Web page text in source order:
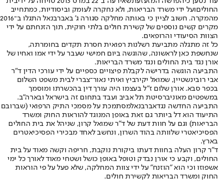
החוליםועל ידי משרד הבריאות, ולא נחקרה לעומק וביסודיות, כמתחייב
מהמקרה. חשוב לציין כי באותה מחלקה סגורה ג' באברבנאל התגלו ב־2016
מקרים קשים נוספים של קשירת חולים בלתי חוקית, תוך הזנחתם על ידי
הצוות הסיעודי והרופאים.
כל זה מתגלה מתביעת רשלנות רפואית חסרת תקדים בחומרתה,
שנחשפת כאן לראשונה, שהוגשה ביום חמישי שעבר על ידי אמו ואחיו של
אורן נגד בית החולים ונגד משרד הבריאות.
התביעה הוגשה בדרישה לקבלת פיצויים כספיים על ידי עורכי הדין ד"ר
אבי רובינשטיין, שמואל יקירביץ ואיתי נאור־צברי לבית משפט השלום
בכפר סבא. אורן שלום ז"ל בעצמו היה עורך דין בהכשרתו ומוסמך
במשפטים מאוניברסיטת תל אביב ועבד בתחום זה בישראל ובארה"ב.
התביעה החדשה נגדאברבנאלמסתמכת על מסמכי התיק הרפואי (שברובם
התיעוד הוא דל ביותר גם זאת באופן המנוגד להוראות החוק ומשרד
הבריאות) וגם על חוות דעת של ד"ר שמואל קרון, שניהל את בית החולים
הפסיכיאטרי שלוותה בהוד השרון, ונחשב לאחד מבכירי הפסיכיאטרים
בארץ.
ד"ר קרון העלה בחוות דעתו ביקורת נוקבת, חריפה וקשה מאוד על בית
החולים, וקבע כי אורן נבדק וטופל באופן כושל ושטחי מאוד לאורך כל ימי
אשפוזו וכי הוא "הוזנח" על ידי צוות המחלקה, שלא פעל על פי הוראות
החוק ומשרד הבריאות לקשירת חולים.